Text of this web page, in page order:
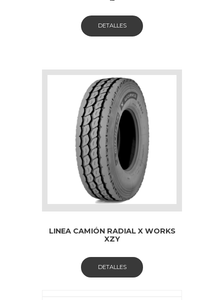
DETALLES
LINEA CAMIÓN RADIAL X WORKS
XZY
DETALLES